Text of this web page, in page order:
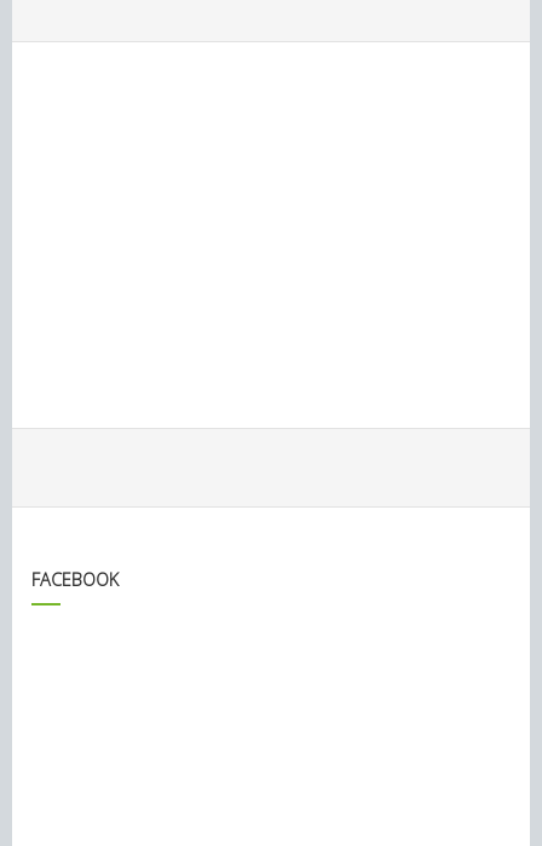
FACEBOOK